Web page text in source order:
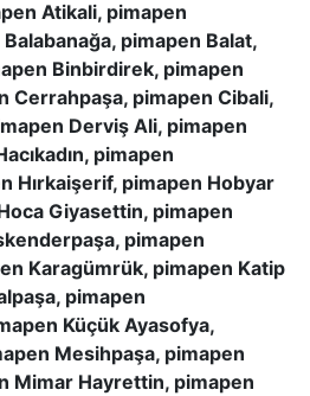
Atikali, pimapen
pimapen Balat,
Binbirdirek, pimapen
Cerrahpaşa, pimapen Cibali,
Derviş Ali, pimapen
pimapen
Hırkaişerif, pimapen Hobyar
Giyasettin, pimapen
pimapen
Karagümrük, pimapen Katip
pimapen
Küçük Ayasofya,
Mesihpaşa, pimapen
Mimar Hayrettin, pimapen